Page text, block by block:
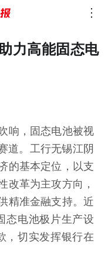
力高能固态电
响，固态电池被视
道。工行无锡江阴
的基本定位，以支
改革为主攻方向，
精准金融支持。近
态电池极片生产设
，切实发挥银行在